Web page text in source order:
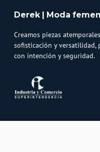
Derek | Moda
Creamos piezas
sofisticación y versatilidad,
con intención y seguridad.